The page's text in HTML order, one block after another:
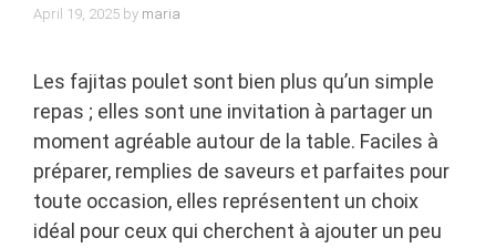
April 19, 2025 by maria
Les fajitas poulet sont bien plus qu’un simple
repas ; elles sont une invitation à partager un
moment agréable autour de la table. Faciles à
préparer, remplies de saveurs et parfaites pour
toute occasion, elles représentent un choix
idéal pour ceux qui cherchent à ajouter un peu